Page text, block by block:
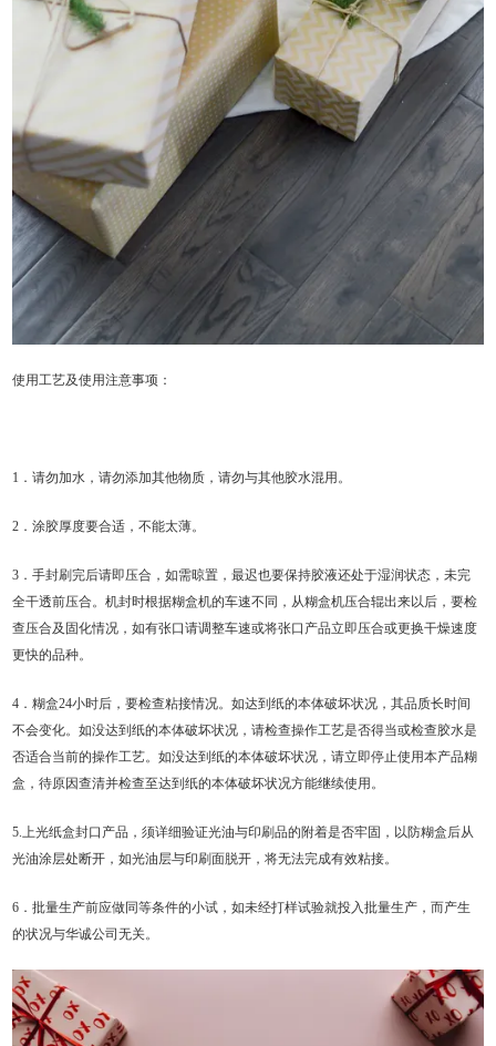
使用工艺及使用注意事项：
1．请勿加水，请勿添加其他物质，请勿与其他胶水混用。
2．涂胶厚度要合适，不能太薄。
3．手封刷完后请即压合，如需晾置，最迟也要保持胶液还处于湿润状态，未完
全干透前压合。机封时根据糊盒机的车速不同，从糊盒机压合辊出来以后，要检
查压合及固化情况，如有张口请调整车速或将张口产品立即压合或更换干燥速度
更快的品种。
4．糊盒24小时后，要检查粘接情况。如达到纸的本体破坏状况，其品质长时间
不会变化。如没达到纸的本体破坏状况，请检查操作工艺是否得当或检查胶水是
否适合当前的操作工艺。如没达到纸的本体破坏状况，请立即停止使用本产品糊
盒，待原因查清并检查至达到纸的本体破坏状况方能继续使用。
5.上光纸盒封口产品，须详细验证光油与印刷品的附着是否牢固，以防糊盒后从
光油涂层处断开，如光油层与印刷面脱开，将无法完成有效粘接。
6．批量生产前应做同等条件的小试，如未经打样试验就投入批量生产，而产生
的状况与华诚公司无关。